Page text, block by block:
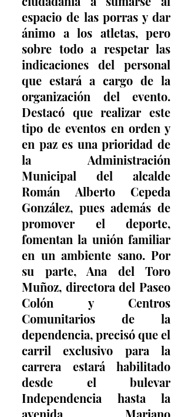
espacio de las porras y dar
ánimo a los atletas, pero
sobre todo a respetar las
indicaciones del personal
que estará a cargo de la
organización del evento.
Destacó que realizar este
tipo de eventos en orden y
en paz es una prioridad de
la Administración
Municipal del alcalde
Román Alberto Cepeda
González, pues además de
promover el deporte,
fomentan la unión familiar
en un ambiente sano. Por
su parte, Ana del Toro
Muñoz, directora del Paseo
Colón y Centros
Comunitarios de la
dependencia, precisó que el
carril exclusivo para la
carrera estará habilitado
desde el bulevar
Independencia hasta la
avenida Mariano